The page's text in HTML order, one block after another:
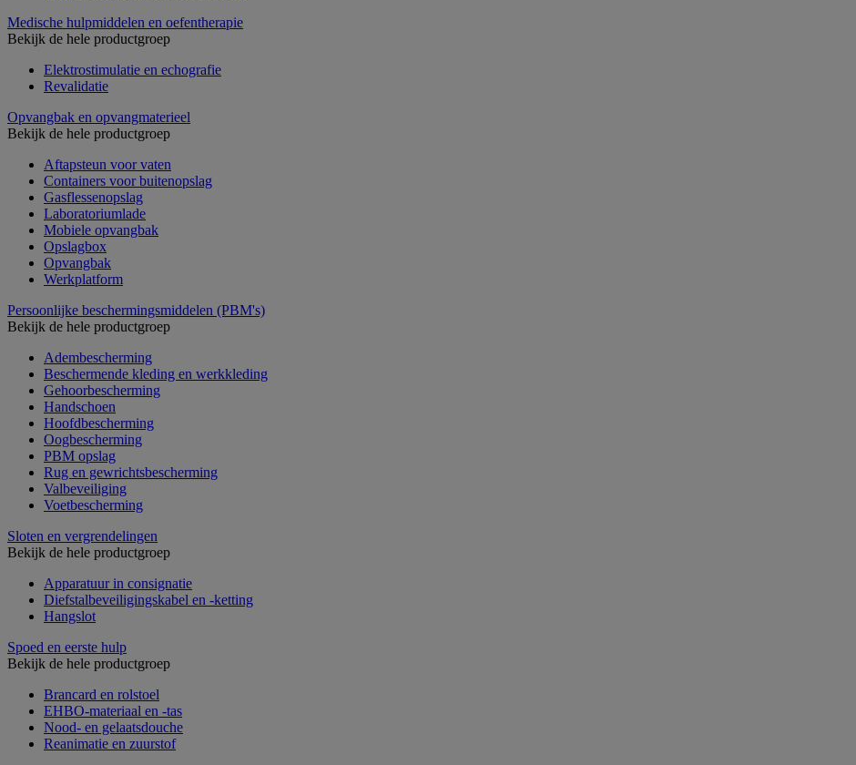
Medische hulpmiddelen en oefentherapie
Bekijk de hele productgroep
Elektrostimulatie en echografie
Revalidatie
Opvangbak en opvangmaterieel
Bekijk de hele productgroep
Aftapsteun voor vaten
Containers voor buitenopslag
Gasflessenopslag
Laboratoriumlade
Mobiele opvangbak
Opslagbox
Opvangbak
Werkplatform
Persoonlijke beschermingsmiddelen (PBM's)
Bekijk de hele productgroep
Adembescherming
Beschermende kleding en werkkleding
Gehoorbescherming
Handschoen
Hoofdbescherming
Oogbescherming
PBM opslag
Rug en gewrichtsbescherming
Valbeveiliging
Voetbescherming
Sloten en vergrendelingen
Bekijk de hele productgroep
Apparatuur in consignatie
Diefstalbeveiligingskabel en -ketting
Hangslot
Spoed en eerste hulp
Bekijk de hele productgroep
Brancard en rolstoel
EHBO-materiaal en -tas
Nood- en gelaatsdouche
Reanimatie en zuurstof